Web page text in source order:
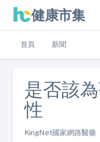
健康市集
首頁 新聞
是否該
性
KingNet國家網路醫